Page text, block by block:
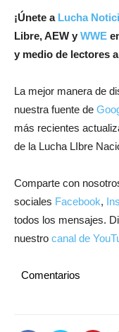
¡Únete a Lucha
Libre, AEW y WWE
y medio de lectores
La mejor manera de
nuestra fuente de
más recientes
de la Lucha LIbre
Comparte con
sociales Facebook,
todos los mensajes.
nuestro canal de
Comentarios